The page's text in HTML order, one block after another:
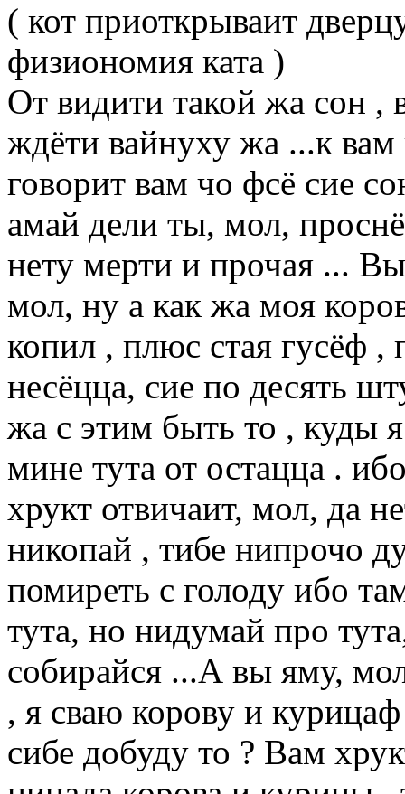
( кот приоткрываит
физиономия ката )
От видити такой жа сон ,
ждёти вайнуху жа ...к
говорит вам чо фсё сие
амай дели ты, мол,
нету мерти и прочая ...
мол, ну а как жа моя
копил , плюс стая гусёф
несёцца, сие по десять
жа с этим быть то , куды
мине тута от остацца .
хрукт отвичаит, мол, да
никопай , тибе нипрочо
помиреть с голоду ибо
тута, но нидумай про
собирайся ...А вы яму,
, я сваю корову и
сибе добуду то ? Вам